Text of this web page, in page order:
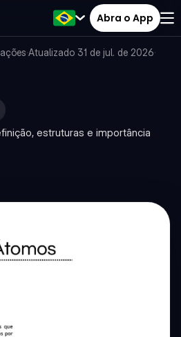
Abra o App
·Atualizado 31 de jul. de 2026·
estruturas e importância